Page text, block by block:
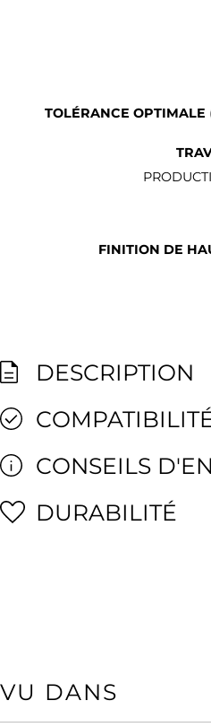
TOLÉRANCE OPTIMALE
FINITION DE
DESCRIPTION
CONSEILS
DURABILITÉ
VU DANS